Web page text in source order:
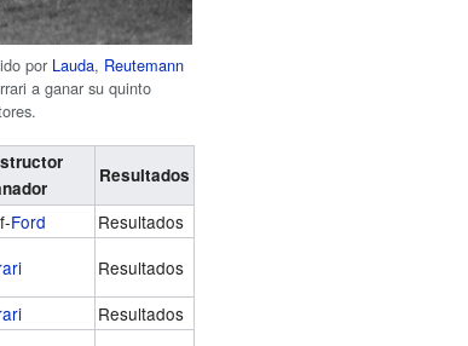
por Lauda, Reutemann
a ganar su quinto
Resultados
Ford
Resultados
Resultados
Resultados